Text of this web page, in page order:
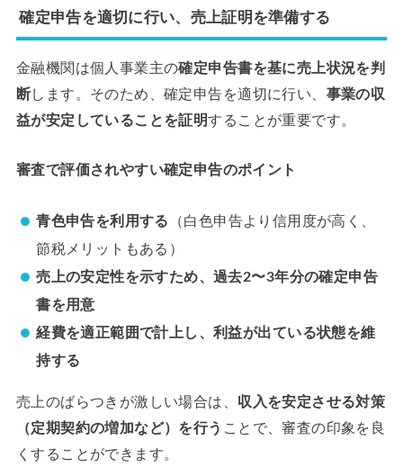
確定申告を適切に行い、売上証明を準備する
金融機関は個人事業主の確定申告書を基に売上状況を判
断します。そのため、確定申告を適切に行い、 事業の収
益が安定していることを証明することが重要です。
審査で評価されやすい確定申告のポイント
青色申告を利用する
（白色申告より信用度が高く、
節税メリットもある）
売上の安定性を示すため、過去2〜3年分の確定申告
書を用意
経費を適正範囲で計上し、利益が出ている状態を維
持する
売上のばらつきが激しい場合は、 収入を安定させる対策
（定期契約の増加など）を行う ことで、審査の印象を良
くすることができます。